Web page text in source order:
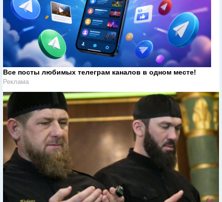
Все посты любимых телеграм каналов в одном месте!
Реклама